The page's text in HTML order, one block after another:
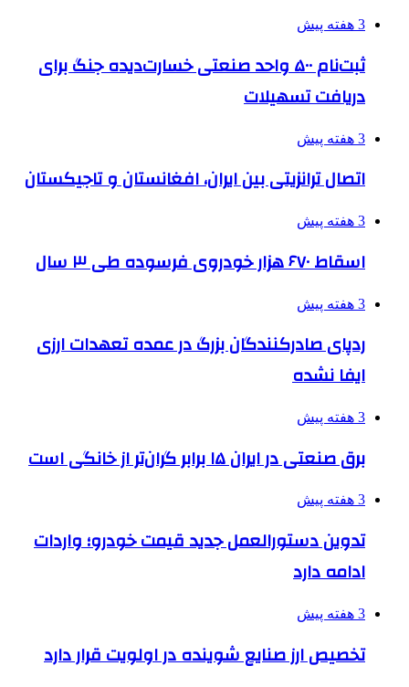
3 هفته پیش
ثبت‌نام ۵۰۰ واحد صنعتی خسارت‌دیده جنگ برای
دریافت تسهیلات
3 هفته پیش
اتصال ترانزیتی بین ایران، افغانستان و تاجیکستان
3 هفته پیش
اسقاط ۶۷۰ هزار خودروی فرسوده طی ۳ سال
3 هفته پیش
ردپای صادرکنندگان بزرگ در عمده تعهدات ارزی
ایفا نشده
3 هفته پیش
برق صنعتی در ایران ۱۵ برابر گران‌تر از خانگی است
3 هفته پیش
تدوین دستورالعمل جدید قیمت خودرو؛ واردات
ادامه دارد
3 هفته پیش
تخصیص ارز صنایع شوینده در اولویت قرار دارد